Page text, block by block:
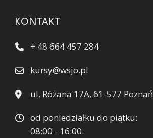
KONTAKT
+ 48 664 457 284
kursy@wsjo.pl
ul. Różana 17A, 61-577 Poznań
od poniedziałku do piątku:
08:00 - 16:00.